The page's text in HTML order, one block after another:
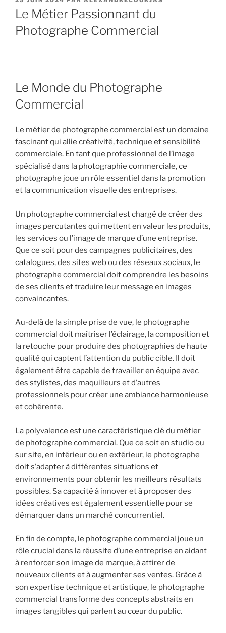
LE
Le Métier Passionnant du
Photographe Commercial
Le Monde du Photographe
Commercial
Le métier de photographe commercial est un domaine
fascinant qui allie créativité, technique et sensibilité
commerciale. En tant que professionnel de l’image
spécialisé dans la photographie commerciale, ce
photographe joue un rôle essentiel dans la promotion
et la communication visuelle des entreprises.
Un photographe commercial est chargé de créer des
images percutantes qui mettent en valeur les produits,
les services ou l’image de marque d’une entreprise.
Que ce soit pour des campagnes publicitaires, des
catalogues, des sites web ou des réseaux sociaux, le
photographe commercial doit comprendre les besoins
de ses clients et traduire leur message en images
convaincantes.
Au-delà de la simple prise de vue, le photographe
commercial doit maîtriser l’éclairage, la composition et
la retouche pour produire des photographies de haute
qualité qui captent l’attention du public cible. Il doit
également être capable de travailler en équipe avec
des stylistes, des maquilleurs et d’autres
professionnels pour créer une ambiance harmonieuse
et cohérente.
La polyvalence est une caractéristique clé du métier
de photographe commercial. Que ce soit en studio ou
sur site, en intérieur ou en extérieur, le photographe
doit s’adapter à différentes situations et
environnements pour obtenir les meilleurs résultats
possibles. Sa capacité à innover et à proposer des
idées créatives est également essentielle pour se
démarquer dans un marché concurrentiel.
En fin de compte, le photographe commercial joue un
rôle crucial dans la réussite d’une entreprise en aidant
à renforcer son image de marque, à attirer de
nouveaux clients et à augmenter ses ventes. Grâce à
son expertise technique et artistique, le photographe
commercial transforme des concepts abstraits en
images tangibles qui parlent au cœur du public.